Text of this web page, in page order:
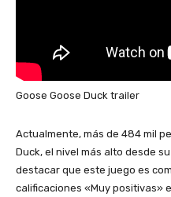
Goose Goose Duck trailer
Actualmente, más de 484 mil
Duck, el nivel más alto desde
destacar que este juego es
calificaciones «Muy positivas»